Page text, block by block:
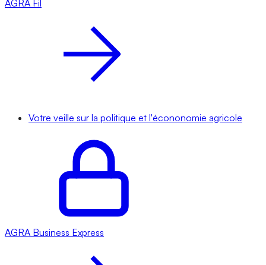
AGRA Fil
Votre veille sur la politique et l'écononomie agricole
AGRA Business Express